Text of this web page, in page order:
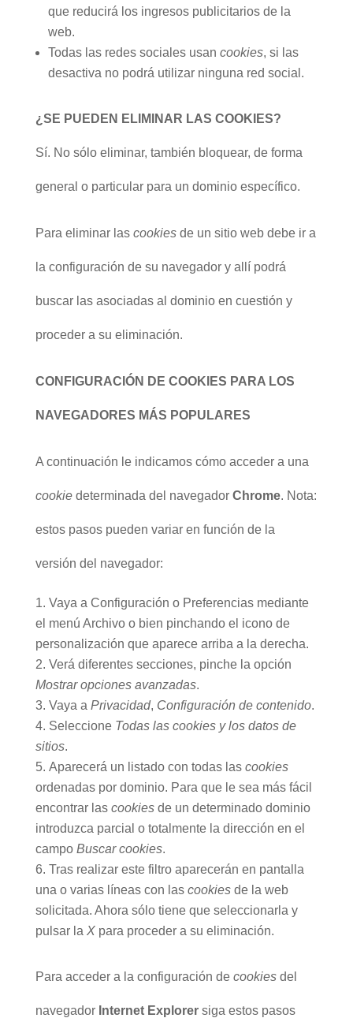
que reducirá los ingresos publicitarios de la
web.
Todas las redes sociales usan cookies, si las
desactiva no podrá utilizar ninguna red social.
¿SE PUEDEN ELIMINAR LAS COOKIES?
Sí. No sólo eliminar, también bloquear, de forma
general o particular para un dominio específico.
Para eliminar las cookiesde un sitio web debe ir a
la configuración de su navegador y allí podrá
buscar las asociadas al dominio en cuestión y
proceder a su eliminación.
CONFIGURACIÓN DE COOKIES PARA LOS
NAVEGADORES MÁS POPULARES
A continuación le indicamos cómo acceder a una
cookiedeterminada del navegador Chrome. Nota:
estos pasos pueden variar en función de la
versión del navegador:
Vaya a Configuración o Preferencias mediante
el menú Archivo o bien pinchando el icono de
personalización que aparece arriba a la derecha.
Verá diferentes secciones, pinche la opción
Mostrar opciones avanzadas.
Vaya a Privacidad, Configuración de contenido.
Seleccione Todas las cookiesy los datos de
sitios.
Aparecerá un listado con todas las cookies
ordenadas por dominio. Para que le sea más fácil
encontrar las cookiesde un determinado dominio
introduzca parcial o totalmente la dirección en el
campo Buscar cookies.
Tras realizar este filtro aparecerán en pantalla
una o varias líneas con las cookiesde la web
solicitada. Ahora sólo tiene que seleccionarla y
pulsar la Xpara proceder a su eliminación.
Para acceder a la configuración de cookiesdel
navegador Internet Explorersiga estos pasos